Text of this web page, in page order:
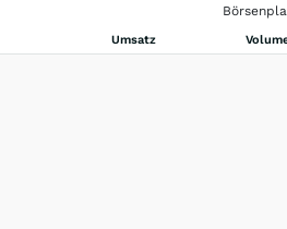
Umsatz